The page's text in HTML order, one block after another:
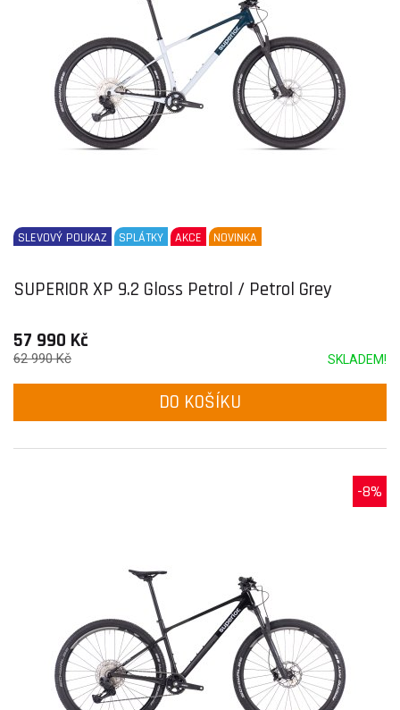
SLEVOVÝ POUKAZ SPLÁTKY AKCE NOVINKA
SUPERIOR XP 9.2 Gloss Petrol / Petrol Grey
57 990 Kč
SKLADEM!
62 990 Kč
DO KOŠÍKU
-8%